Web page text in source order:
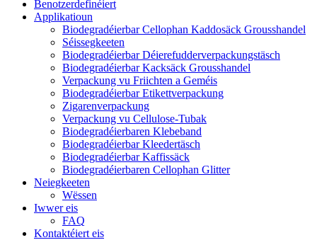
Benotzerdefinéiert
Applikatioun
Biodegradéierbar Cellophan Kaddosäck Grousshandel
Séissegkeeten
Biodegradéierbar Déierefudderverpackungstäsch
Biodegradéierbar Kacksäck Grousshandel
Verpackung vu Friichten a Geméis
Biodegradéierbar Etikettverpackung
Zigarenverpackung
Verpackung vu Cellulose-Tubak
Biodegradéierbaren Klebeband
Biodegradéierbar Kleedertäsch
Biodegradéierbar Kaffissäck
Biodegradéierbaren Cellophan Glitter
Neiegkeeten
Wëssen
Iwwer eis
FAQ
Kontaktéiert eis